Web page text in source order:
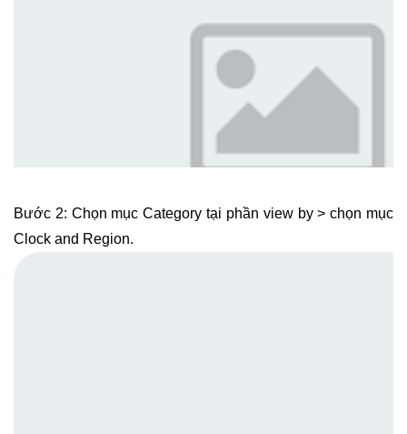
Bước 2: Chọn mục Category tại phần view by > chọn mục
Clock and Region.